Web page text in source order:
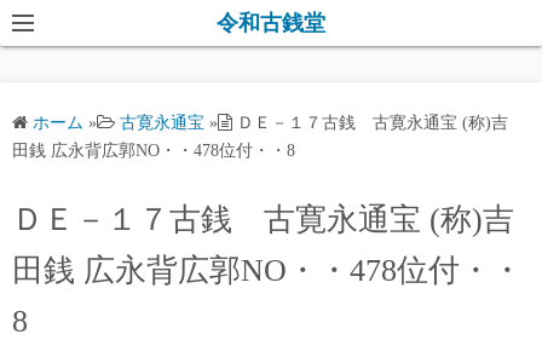
コ
ン
ツ
ッ
令和古銭堂
ホーム » 古寛永通宝 »
ＤＥ－１７古銭 古寛永通宝 (称)吉
田銭 広永背広郭NO・・478位付・・8
ＤＥ－１７古銭 古寛永通宝 (称)吉
田銭 広永背広郭NO・・478位付・・
8